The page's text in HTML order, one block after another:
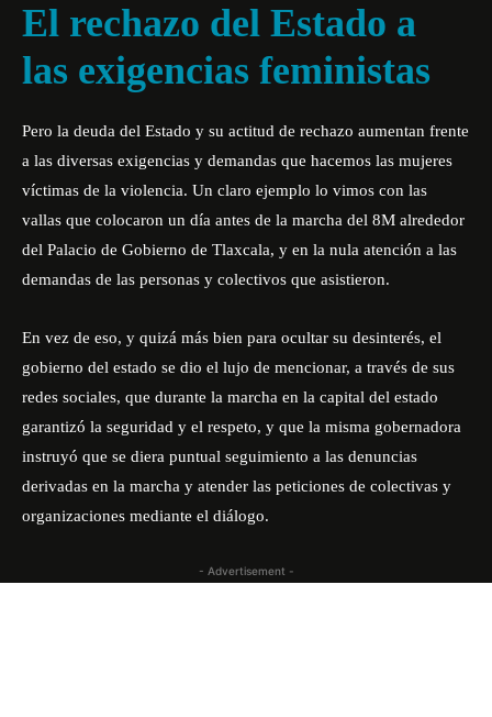
El rechazo del Estado a
las exigencias feministas
Pero la deuda del Estado y su actitud de rechazo aumentan frente
a las diversas exigencias y demandas que hacemos las mujeres
víctimas de la violencia. Un claro ejemplo lo vimos con las
vallas que colocaron un día antes de la marcha del 8M alrededor
del Palacio de Gobierno de Tlaxcala, y en la nula atención a las
demandas de las personas y colectivos que asistieron.
En vez de eso, y quizá más bien para ocultar su desinterés, el
gobierno del estado se dio el lujo de mencionar, a través de sus
redes sociales, que durante la marcha en la capital del estado
garantizó la seguridad y el respeto, y que la misma gobernadora
instruyó que se diera puntual seguimiento a las denuncias
derivadas en la marcha y atender las peticiones de colectivas y
organizaciones mediante el diálogo.
- Advertisement -